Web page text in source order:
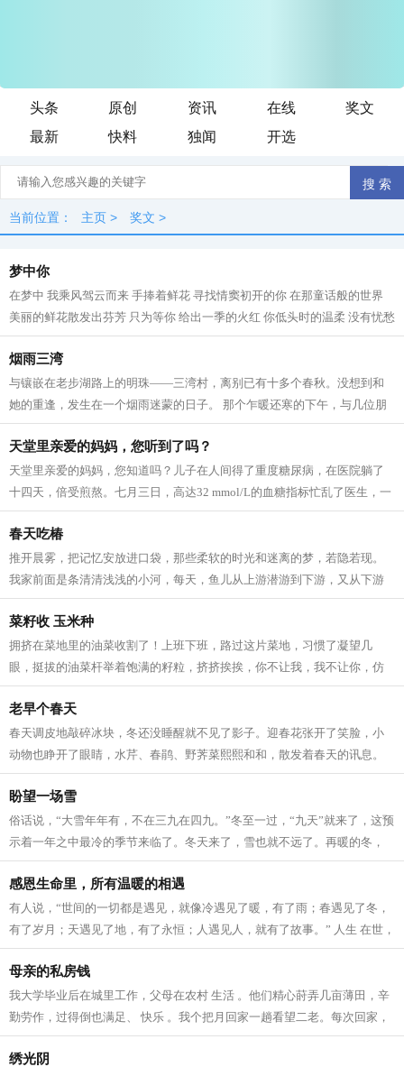
头条 原创 资讯 在线
奖文
最新
快料 独闻 开选
当前位置： 主页 > 奖文 >
梦中你
在梦中 我乘风驾云而来 手捧着鲜花 寻找情窦初开的你 在那童话般的世界
美丽的鲜花散发出芬芳 只为等你 给出一季的火红 你低头时的温柔 没有忧愁
我在一片柔情和泪水中 回想起我...
烟雨三湾
与镶嵌在老步湖路上的明珠——三湾村，离别已有十多个春秋。没想到和
她的重逢，发生在一个烟雨迷蒙的日子。 那个乍暖还寒的下午，与几位朋
友一起驱车到三湾观光。虽然天气阴沉...
天堂里亲爱的妈妈，您听到了吗？
天堂里亲爱的妈妈，您知道吗？儿子在人间得了重度糖尿病，在医院躺了
十四天，倍受煎熬。七月三日，高达32 mmol/L的血糖指标忙乱了医生，一
连十二个小时的吊针打到第二天的凌晨一...
春天吃椿
推开晨雾，把记忆安放进口袋，那些柔软的时光和迷离的梦，若隐若现。
我家前面是条清清浅浅的小河，每天，鱼儿从上游潜游到下游，又从下游
逆流而上。春天河水澄澈无比，站在岸...
菜籽收 玉米种
拥挤在菜地里的油菜收割了！上班下班，路过这片菜地，习惯了凝望几
眼，挺拔的油菜杆举着饱满的籽粒，挤挤挨挨，你不让我，我不让你，仿
佛当年的黑白照上一张张天真的笑脸，在...
老早个春天
春天调皮地敲碎冰块，冬还没睡醒就不见了影子。迎春花张开了笑脸，小
动物也睁开了眼睛，水芹、春鹃、野荠菜熙熙和和，散发着春天的讯息。
山翘起了头，春水软绵绵的，野地绿茸...
盼望一场雪
俗话说，“大雪年年有，不在三九在四九。”冬至一过，“九天”就来了，这预
示着一年之中最冷的季节来临了。冬天来了，雪也就不远了。再暖的冬，
也总会有那么一两场雪的。那种...
感恩生命里，所有温暖的相遇
有人说，“世间的一切都是遇见，就像冷遇见了暖，有了雨；春遇见了冬，
有了岁月；天遇见了地，有了永恒；人遇见人，就有了故事。” 人生 在世，
没有平白无故的遇见，我们要感...
母亲的私房钱
我大学毕业后在城里工作，父母在农村 生活 。他们精心莳弄几亩薄田，辛
勤劳作，过得倒也满足、 快乐 。我个把月回家一趟看望二老。每次回家，
除了给母亲买些营养品，给父亲买些...
绣光阴